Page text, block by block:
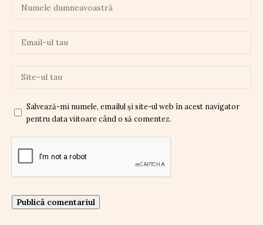
Salvează-mi numele, emailul și site-ul web în acest navigator
pentru data viitoare când o să comentez.